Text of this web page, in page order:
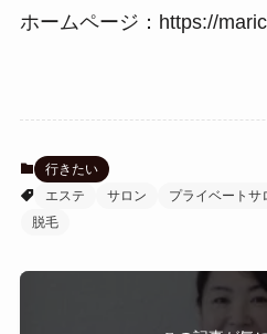
ホームページ：https://
行きたい
エステ
サロン プライベートサ
脱毛